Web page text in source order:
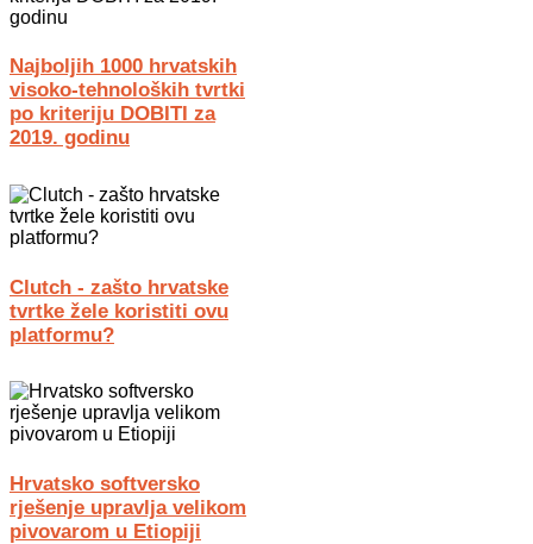
Najboljih 1000 hrvatskih
visoko-tehnoloških tvrtki
po kriteriju DOBITI za
2019. godinu
Clutch - zašto hrvatske
tvrtke žele koristiti ovu
platformu?
Hrvatsko softversko
rješenje upravlja velikom
pivovarom u Etiopiji